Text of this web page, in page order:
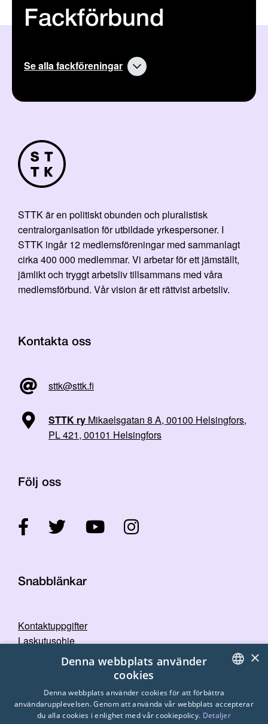
Fackförbund
Se alla fackföreningar
STTK är en politiskt obunden och pluralistisk
centralorganisation för utbildade yrkespersoner. I
STTK ingår 12 medlemsföreningar med sammanlagt
cirka 400 000 medlemmar. Vi arbetar för ett jämställt,
jämlikt och tryggt arbetsliv tillsammans med våra
medlemsförbund. Vår vision är ett rättvist arbetsliv.
Kontakta oss
sttk@sttk.fi
STTK ry Mikaelsgatan 8 A, 00100 Helsingfors,
PL 421, 00101 Helsingfors
Följ oss
Snabblänkar
Kontaktuppgifter
Laskutusohje
STTK:s bildbank
FINNISH
ENGLISH
×
Denna webbplats använder
cookies
Denna webbplats använder cookies för att förbättra
användarupplevelsen. Genom att använda vår webbplats accepterar
du alla cookies i enlighet med vår cookiepolicy. Detaljer